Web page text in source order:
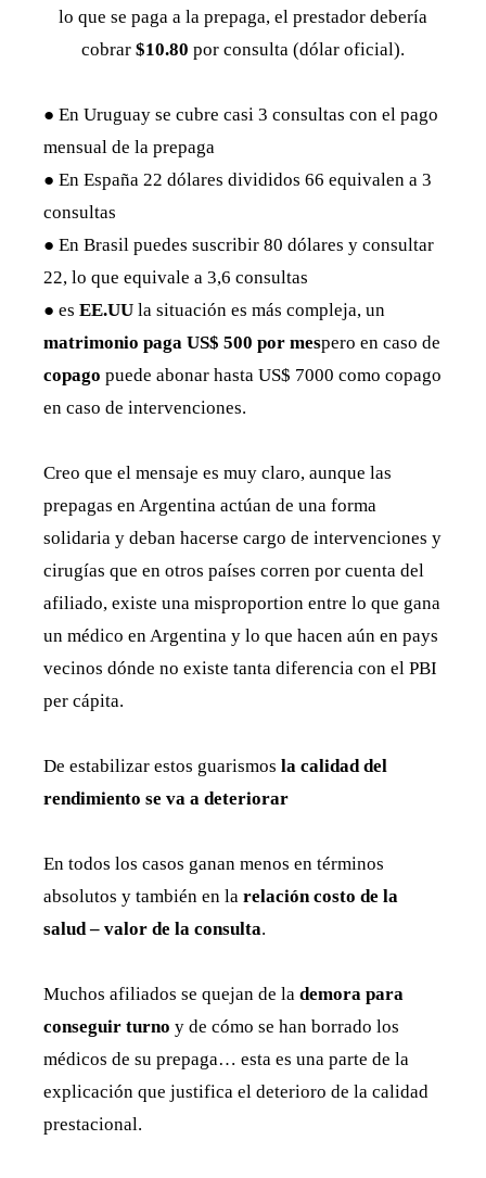
lo que se paga a la prepaga, el prestador debería
cobrar $10.80 por consulta (dólar oficial).
● En Uruguay se cubre casi 3 consultas con el pago
mensual de la prepaga
● En España 22 dólares divididos 66 equivalen a 3
consultas
● En Brasil puedes suscribir 80 dólares y consultar
22, lo que equivale a 3,6 consultas
● es EE.UU la situación es más compleja, un
matrimonio paga US$ 500 por mespero en caso de
copago puede abonar hasta US$ 7000 como copago
en caso de intervenciones.
Creo que el mensaje es muy claro, aunque las
prepagas en Argentina actúan de una forma
solidaria y deban hacerse cargo de intervenciones y
cirugías que en otros países corren por cuenta del
afiliado, existe una misproportion entre lo que gana
un médico en Argentina y lo que hacen aún en pays
vecinos dónde no existe tanta diferencia con el PBI
per cápita.
De estabilizar estos guarismos la calidad del
rendimiento se va a deteriorar
En todos los casos ganan menos en términos
absolutos y también en la relación costo de la
salud – valor de la consulta.
Muchos afiliados se quejan de la demora para
conseguir turno y de cómo se han borrado los
médicos de su prepaga… esta es una parte de la
explicación que justifica el deterioro de la calidad
prestacional.